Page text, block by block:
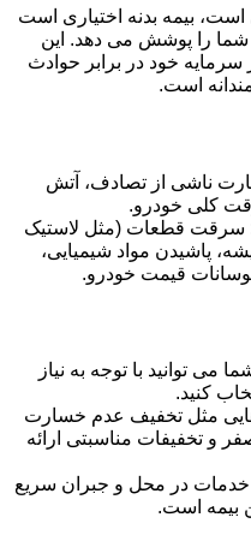
بیمه بدنه اختیاری است
را پوشش می دهد. این
سرمایه خود در برابر حوادث
است.
ناشی از تصادف، آتش
کلی خودرو.
سرقت قطعات (مثل لاستیک
پاشیدن مواد شیمیایی،
قیمت خودرو.
می توانید با توجه به نیاز
کنید.
مثل تخفیف عدم خسارت
صفر و تخفیفات مناسبتی ارائه
خدمات در محل و جبران سریع
بیمه است.